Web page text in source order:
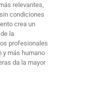
relevantes,
condiciones
crea un
la
profesionales
y más humano
da la mayor